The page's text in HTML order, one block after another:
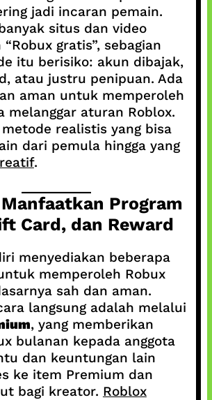
jadi incaran pemain.
situs dan video
gratis”, sebagian
itu berisiko: akun dibajak,
atau justru penipuan. Ada
aman untuk memperoleh
melanggar aturan Roblox.
realistis yang bisa
dari pemula hingga yang
.
Program
Card, dan Reward
menyediakan beberapa
memperoleh Robux
sah dan aman.
langsung adalah melalui
, yang memberikan
bulanan kepada anggota
dan keuntungan lain
ke item Premium dan
bagi kreator. Roblox